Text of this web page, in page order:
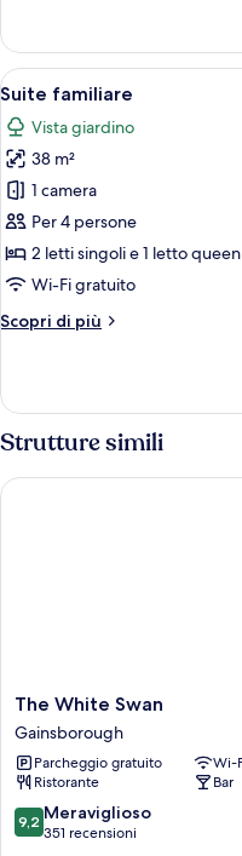
Deluxe
Apri
tutte
le
foto
per
Suite
familiare
7
Suite familiare
Vista giardino
38 m²
1 camera
Per 4 persone
2 letti singoli e 1 letto queen
Wi-Fi gratuito
Scopri di più
Altri
familiare
Strutture simili
The
White
Swan
Gainsborough
The White Swan
Gainsborough
Parcheggio gratuito
Wi-
Ristorante
Bar
9.2
su
9,2 Meraviglioso
351 recensioni
The White Swan